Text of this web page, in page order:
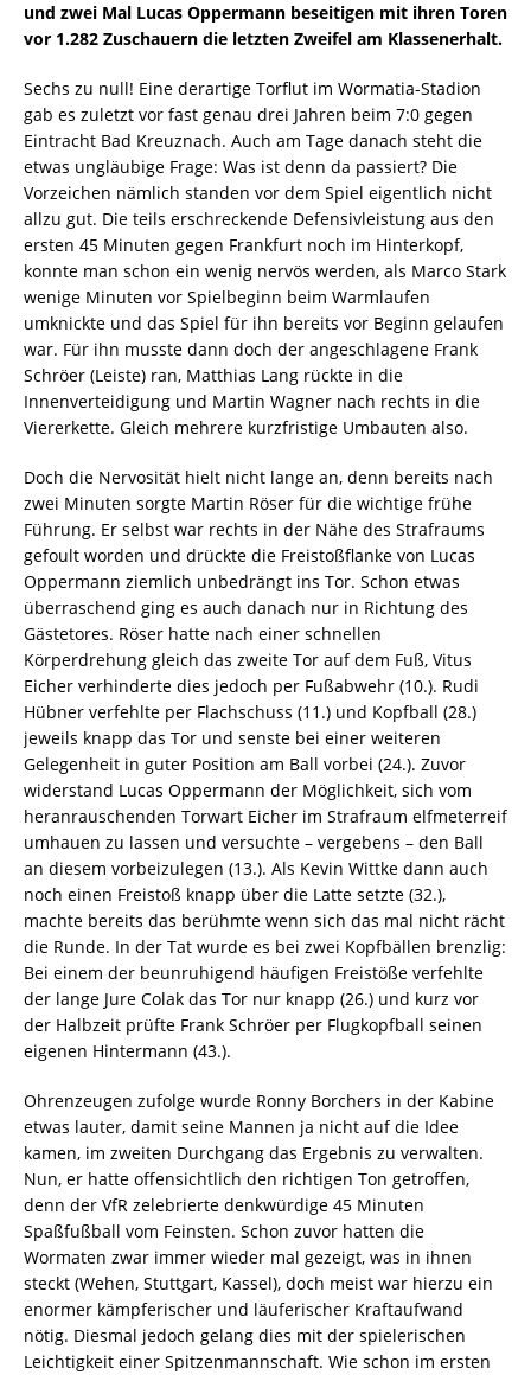
und zwei Mal Lucas Oppermann beseitigen mit ihren Toren
vor 1.282 Zuschauern die letzten Zweifel am Klassenerhalt.
Sechs zu null! Eine derartige Torflut im Wormatia-Stadion
gab es zuletzt vor fast genau drei Jahren beim 7:0 gegen
Eintracht Bad Kreuznach. Auch am Tage danach steht die
etwas ungläubige Frage: Was ist denn da passiert? Die
Vorzeichen nämlich standen vor dem Spiel eigentlich nicht
allzu gut. Die teils erschreckende Defensivleistung aus den
ersten 45 Minuten gegen Frankfurt noch im Hinterkopf,
konnte man schon ein wenig nervös werden, als Marco Stark
wenige Minuten vor Spielbeginn beim Warmlaufen
umknickte und das Spiel für ihn bereits vor Beginn gelaufen
war. Für ihn musste dann doch der angeschlagene Frank
Schröer (Leiste) ran, Matthias Lang rückte in die
Innenverteidigung und Martin Wagner nach rechts in die
Viererkette. Gleich mehrere kurzfristige Umbauten also.
Doch die Nervosität hielt nicht lange an, denn bereits nach
zwei Minuten sorgte Martin Röser für die wichtige frühe
Führung. Er selbst war rechts in der Nähe des Strafraums
gefoult worden und drückte die Freistoßflanke von Lucas
Oppermann ziemlich unbedrängt ins Tor. Schon etwas
überraschend ging es auch danach nur in Richtung des
Gästetores. Röser hatte nach einer schnellen
Körperdrehung gleich das zweite Tor auf dem Fuß, Vitus
Eicher verhinderte dies jedoch per Fußabwehr (10.). Rudi
Hübner verfehlte per Flachschuss (11.) und Kopfball (28.)
jeweils knapp das Tor und senste bei einer weiteren
Gelegenheit in guter Position am Ball vorbei (24.). Zuvor
widerstand Lucas Oppermann der Möglichkeit, sich vom
heranrauschenden Torwart Eicher im Strafraum elfmeterreif
umhauen zu lassen und versuchte – vergebens – den Ball
an diesem vorbeizulegen (13.). Als Kevin Wittke dann auch
noch einen Freistoß knapp über die Latte setzte (32.),
machte bereits das berühmte wenn sich das mal nicht rächt
die Runde. In der Tat wurde es bei zwei Kopfbällen brenzlig:
Bei einem der beunruhigend häufigen Freistöße verfehlte
der lange Jure Colak das Tor nur knapp (26.) und kurz vor
der Halbzeit prüfte Frank Schröer per Flugkopfball seinen
eigenen Hintermann (43.).
Ohrenzeugen zufolge wurde Ronny Borchers in der Kabine
etwas lauter, damit seine Mannen ja nicht auf die Idee
kamen, im zweiten Durchgang das Ergebnis zu verwalten.
Nun, er hatte offensichtlich den richtigen Ton getroffen,
denn der VfR zelebrierte denkwürdige 45 Minuten
Spaßfußball vom Feinsten. Schon zuvor hatten die
Wormaten zwar immer wieder mal gezeigt, was in ihnen
steckt (Wehen, Stuttgart, Kassel), doch meist war hierzu ein
enormer kämpferischer und läuferischer Kraftaufwand
nötig. Diesmal jedoch gelang dies mit der spielerischen
Leichtigkeit einer Spitzenmannschaft. Wie schon im ersten